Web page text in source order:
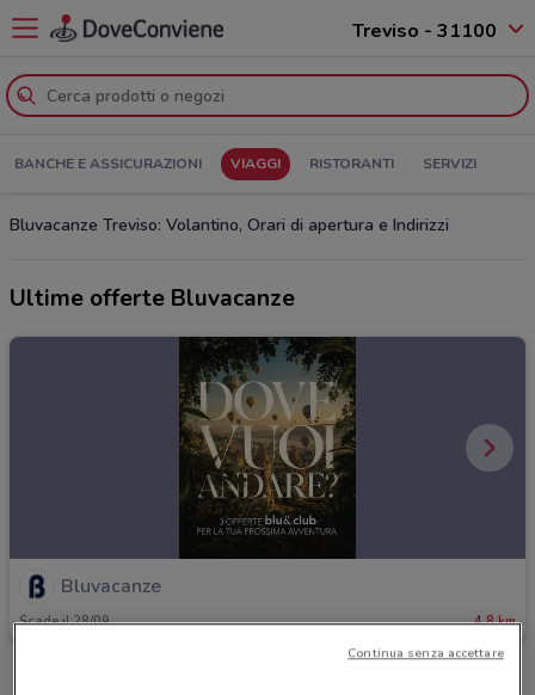
Treviso - 31100
BANCHE E ASSICURAZIONI VIAGGI RISTORANTI SERVIZI
Bluvacanze Treviso: Volantino, Orari di apertura e Indirizzi
Ultime offerte Bluvacanze
Bluvacanze
Scade il 28/09 4.8 km
Continua senza accettare